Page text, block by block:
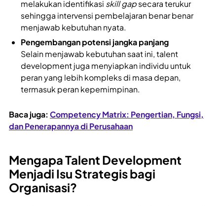
melakukan identifikasi skill gapsecara terukur
sehingga intervensi pembelajaran benar benar
menjawab kebutuhan nyata.
Pengembangan potensi jangka panjang
Selain menjawab kebutuhan saat ini, talent
development juga menyiapkan individu untuk
peran yang lebih kompleks di masa depan,
termasuk peran kepemimpinan.
Baca juga: Competency Matrix: Pengertian, Fungsi,
dan Penerapannya di Perusahaan
Mengapa Talent Development
Menjadi Isu Strategis bagi
Organisasi?